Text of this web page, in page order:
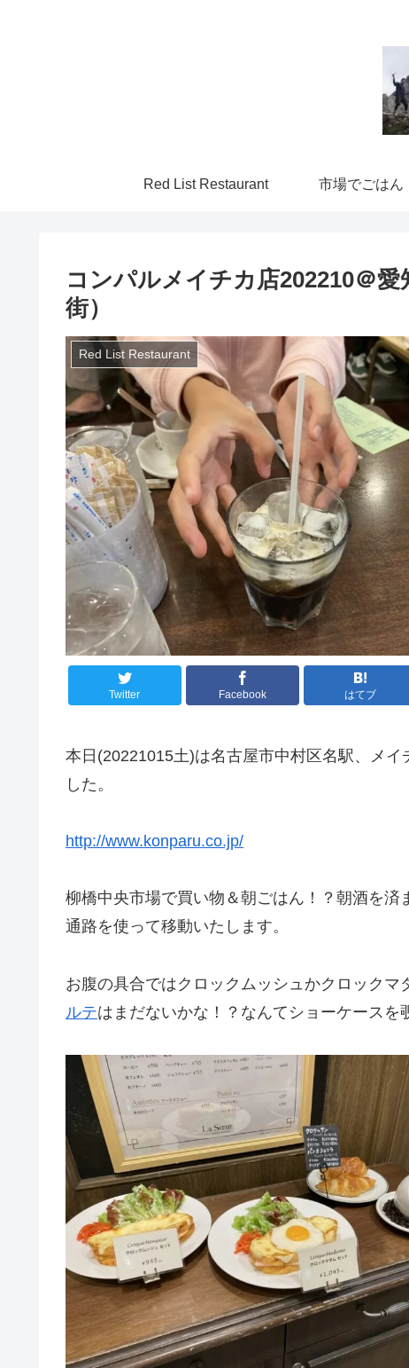
Red List Restaurant 市場でごはん
コンパルメイチカ店202210＠
街）
Red List Restaurant
Twitter Facebook はてブ
本日(20221015土)は名古屋市中村区名駅、メ
した。
http://www.konparu.co.jp/
柳橋中央市場で買い物＆朝ごはん！？朝酒を
通路を使って移動いたします。
お腹の具合ではクロックムッシュかクロック
ルテはまだないかな！？なんてショーケースを